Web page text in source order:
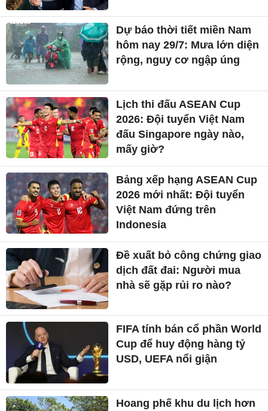
Dự báo thời tiết miền Nam
hôm nay 29/7: Mưa lớn diện
rộng, nguy cơ ngập úng
Lịch thi đấu ASEAN Cup
2026: Đội tuyển Việt Nam
đấu Singapore ngày nào,
mấy giờ?
Bảng xếp hạng ASEAN Cup
2026 mới nhất: Đội tuyển
Việt Nam đứng trên
Indonesia
Đề xuất bỏ công chứng giao
dịch đất đai: Người mua
nhà sẽ gặp rủi ro nào?
FIFA tính bán cổ phần World
Cup để huy động hàng tỷ
USD, UEFA nổi giận
Hoang phế khu du lịch hơn